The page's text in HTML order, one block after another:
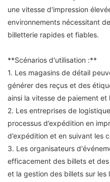
une vitesse d'impression
environnements nécessitant
billetterie rapides et fiables.
**Scénarios d'utilisation :**
1. Les magasins de détail
générer des reçus et des
ainsi la vitesse de paiement
2. Les entreprises de
processus d’expédition en
d’expédition et en suivant les
3. Les organisateurs
efficacement des billets et
et la gestion des billets sur les